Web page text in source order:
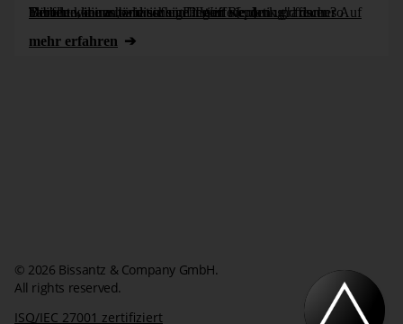
Dürfen wir uns bald auf ein "Lean Reporting" freuen? Auf Berichte, die automatisch generiert werden und dann so bleiben können, wie sie sind? Weil sie dank grafischer Tabellen keine händischen Eingriffe [...]
mehr erfahren
© 2026 Bissantz & Company GmbH.
All rights reserved.
ISO/IEC 27001 zertifiziert